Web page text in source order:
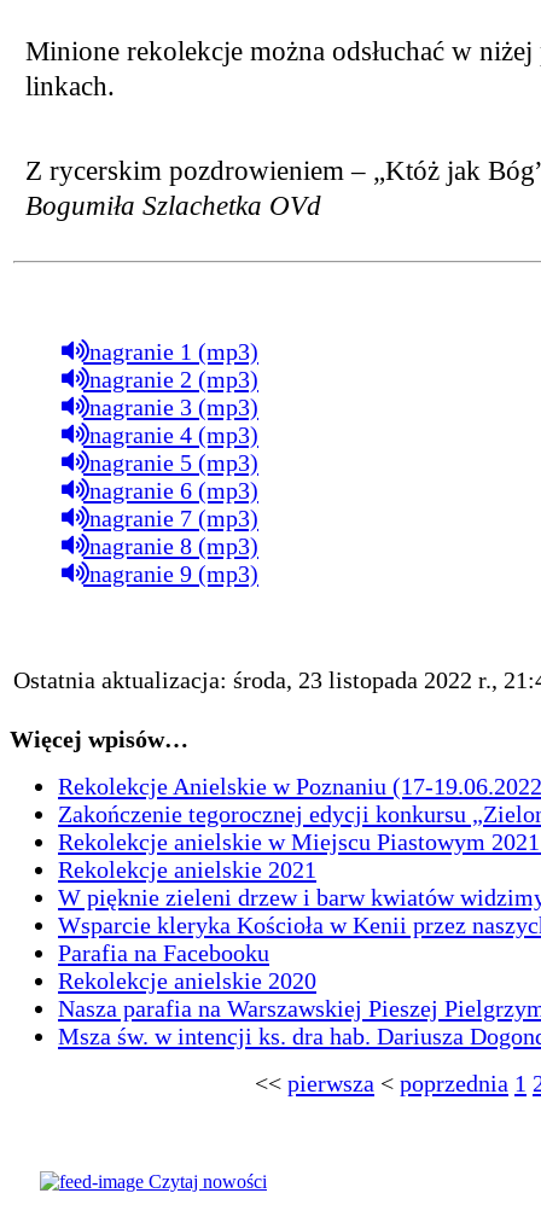
Minione rekolekcje można odsłuchać w
linkach.
Z rycerskim pozdrowieniem – „Któż jak
Bogumiła Szlachetka OVd
nagranie 1 (mp3)
nagranie 2 (mp3)
nagranie 3 (mp3)
nagranie 4 (mp3)
nagranie 5 (mp3)
nagranie 6 (mp3)
nagranie 7 (mp3)
nagranie 8 (mp3)
nagranie 9 (mp3)
Ostatnia aktualizacja: środa, 23 listopada 2022 r.,
Więcej wpisów…
Rekolekcje Anielskie w Poznaniu (17-
Zakończenie tegorocznej edycji konkursu
Rekolekcje anielskie w Miejscu Piastowym
Rekolekcje anielskie 2021
W pięknie zieleni drzew i barw kwiatów
Wsparcie kleryka Kościoła w Kenii przez
Parafia na Facebooku
Rekolekcje anielskie 2020
Nasza parafia na Warszawskiej Pieszej
Msza św. w intencji ks. dra hab. Dariusza
<< pierwsza < poprzednia 1
Czytaj nowości